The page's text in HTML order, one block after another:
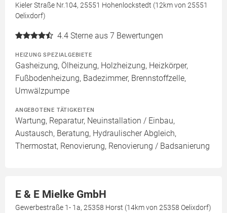
Kieler Straße Nr.104, 25551 Hohenlockstedt (12km von 25551
Oelixdorf)
4.4 Sterne aus 7 Bewertungen
HEIZUNG SPEZIALGEBIETE
Gasheizung, Ölheizung, Holzheizung, Heizkörper,
Fußbodenheizung, Badezimmer, Brennstoffzelle,
Umwälzpumpe
ANGEBOTENE TÄTIGKEITEN
Wartung, Reparatur, Neuinstallation / Einbau,
Austausch, Beratung, Hydraulischer Abgleich,
Thermostat, Renovierung, Renovierung / Badsanierung
E & E Mielke GmbH
Gewerbestraße 1- 1a, 25358 Horst (14km von 25358 Oelixdorf)